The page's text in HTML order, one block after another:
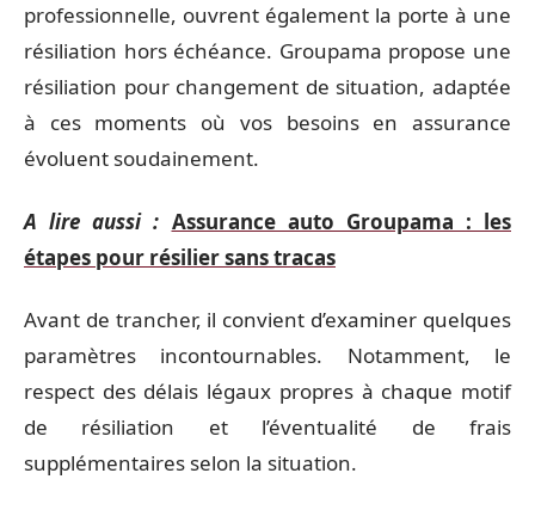
professionnelle, ouvrent également la porte à une
résiliation hors échéance. Groupama propose une
résiliation pour changement de situation, adaptée
à ces moments où vos besoins en assurance
évoluent soudainement.
A lire aussi : Assurance auto Groupama : les
étapes pour résilier sans tracas
Avant de trancher, il convient d’examiner quelques
paramètres incontournables. Notamment, le
respect des délais légaux propres à chaque motif
de résiliation et l’éventualité de frais
supplémentaires selon la situation.